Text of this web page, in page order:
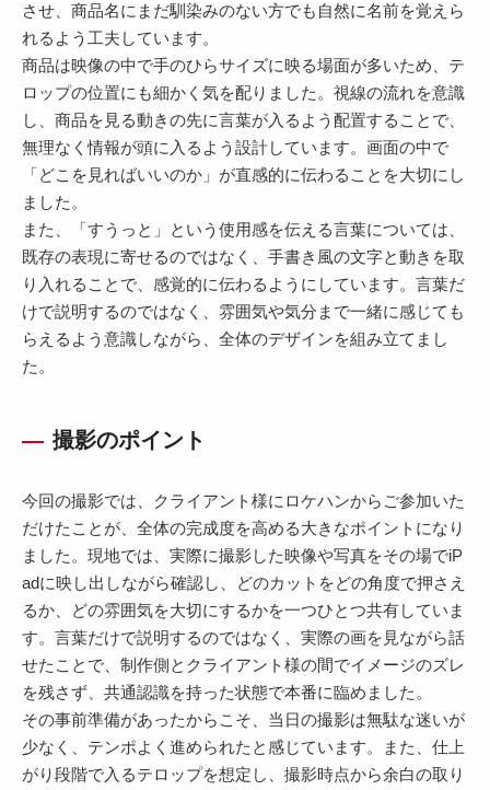
させ、商品名にまだ馴染みのない方でも自然に名前を覚えら
れるよう工夫しています。
商品は映像の中で手のひらサイズに映る場面が多いため、テ
ロップの位置にも細かく気を配りました。視線の流れを意識
し、商品を見る動きの先に言葉が入るよう配置することで、
無理なく情報が頭に入るよう設計しています。画面の中で
「どこを見ればいいのか」が直感的に伝わることを大切にし
ました。
また、「すうっと」という使用感を伝える言葉については、
既存の表現に寄せるのではなく、手書き風の文字と動きを取
り入れることで、感覚的に伝わるようにしています。言葉だ
けで説明するのではなく、雰囲気や気分まで一緒に感じても
らえるよう意識しながら、全体のデザインを組み立てまし
た。
撮影のポイント
今回の撮影では、クライアント様にロケハンからご参加いた
だけたことが、全体の完成度を高める大きなポイントになり
ました。現地では、実際に撮影した映像や写真をその場でiP
adに映し出しながら確認し、どのカットをどの角度で押さえ
るか、どの雰囲気を大切にするかを一つひとつ共有していま
す。言葉だけで説明するのではなく、実際の画を見ながら話
せたことで、制作側とクライアント様の間でイメージのズレ
を残さず、共通認識を持った状態で本番に臨めました。
その事前準備があったからこそ、当日の撮影は無駄な迷いが
少なく、テンポよく進められたと感じています。また、仕上
がり段階で入るテロップを想定し、撮影時点から余白の取り